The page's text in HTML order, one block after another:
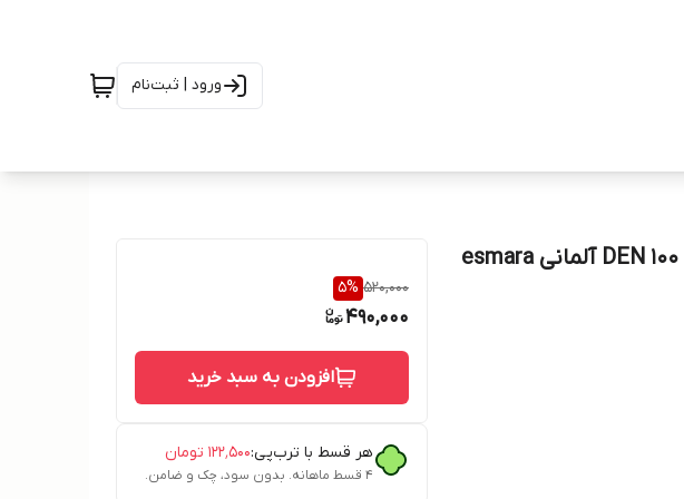
ورود | ثبت‌نام
520,000
5%
490,000
افزودن به سبد خرید
هر قسط با ترب‌پی:۱۲۲٬۵۰۰ تومان
۴ قسط ماهانه. بدون سود، چک و ضامن.